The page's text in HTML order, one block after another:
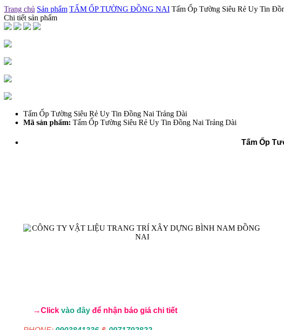
Trang chủ Sản phẩm TẤM ỐP TƯỜNG ĐỒNG NAI Tấm Ốp Tường Siêu Rẻ Uy Tin
Chi tiết sản phẩm
Tấm Ốp Tường Siêu Rẻ Uy Tin Đồng Nai Trảng Dài
Mã sản phẩm: Tấm Ốp Tường Siêu Rẻ Uy Tin Đồng Nai Trảng Dài
Tấm Ốp
→Click vào đây để nhận báo giá chi tiết